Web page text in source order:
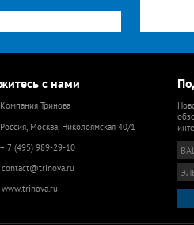
с нами
Компания Тринова
Россия, Москва, Николоямская 40/1
+ 7 (495) 989-29-10
contact@trinova.ru
www.trinova.ru